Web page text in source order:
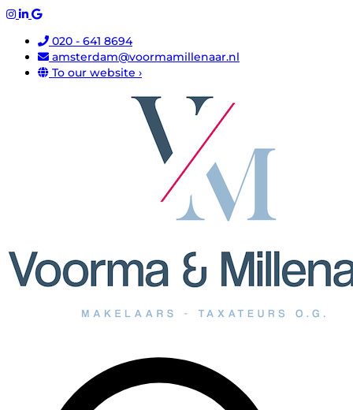
020 - 641 8694
amsterdam@voormamillenaar.nl
To our website ›